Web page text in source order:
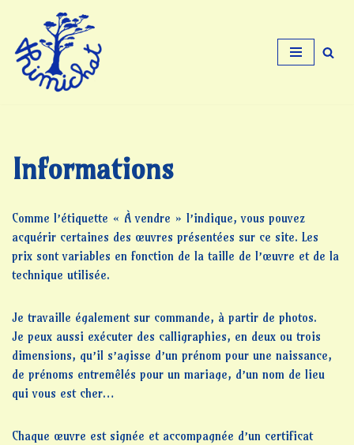
Aller
au
contenu
Informations
Comme l’étiquette « À vendre » l’indique, vous pouvez
acquérir certaines des œuvres présentées sur ce site. Les
prix sont variables en fonction de la taille de l’œuvre et de la
technique utilisée.
Je travaille également sur commande, à partir de photos.
Je peux aussi exécuter des calligraphies, en deux ou trois
dimensions, qu’il s’agisse d’un prénom pour une naissance,
de prénoms entremêlés pour un mariage, d’un nom de lieu
qui vous est cher…
Chaque œuvre est signée et accompagnée d’un certificat